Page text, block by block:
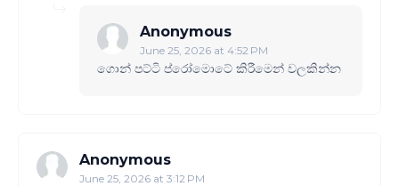
Anonymous
June 25, 2026 at 4:52 PM
ගොන් පට්ටි ප්රෝමොටේ කිරීමෙන් වලකින්න
Anonymous
June 25, 2026 at 3:12 PM